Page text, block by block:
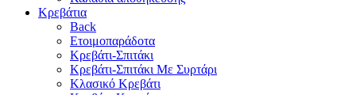
Κρεβάτια
Back
Ετοιμοπαράδοτα
Κρεβάτι-Σπιτάκι
Κρεβάτι-Σπιτάκι Με Συρτάρι
Κλασικό Κρεβάτι